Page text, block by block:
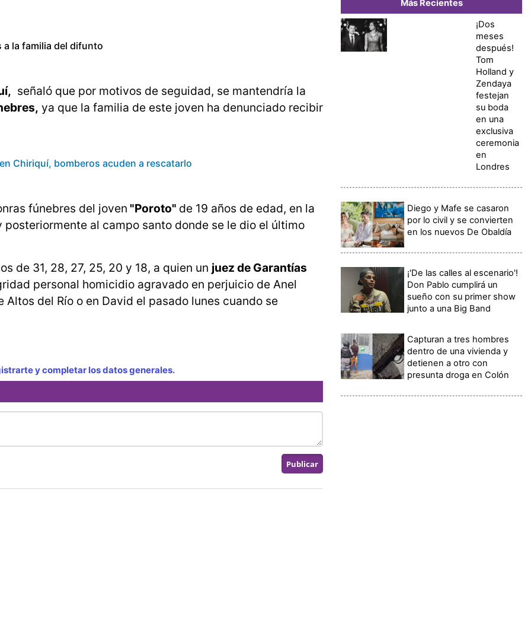
a la familia del difunto
señaló que por motivos de seguidad, se mantendría la
ya que la familia de este joven ha denunciado recibir
Chiriquí, bomberos acuden a rescatarlo
fúnebres del joven "Poroto" de 19 años de edad, en la
al campo santo donde se le dio el último
de 31, 28, 27, 25, 20 y 18, a quien un juez de Garantías
personal homicidio agravado en perjuicio de Anel
del Río o en David el pasado lunes cuando se
y completar los datos generales.
Más Recientes
¡Dos
meses
después!
Tom
Holland y
Zendaya
festejan
su boda
en una
exclusiva
ceremonia
en
Londres
Diego y Mafe se casaron
por lo civil y se convierten
en los nuevos De Obaldía
¡'De las calles al escenario'!
Don Pablo cumplirá un
sueño con su primer show
junto a una Big Band
Capturan a tres hombres
dentro de una vivienda y
detienen a otro con
presunta droga en Colón